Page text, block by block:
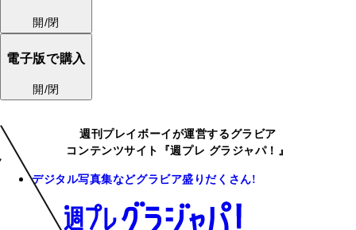
開/閉
電子版で購入
開/閉
週刊プレイボーイが運営するグラビア
コンテンツサイト『週プレ グラジャパ！』
デジタル写真集などグラビア盛りだくさん!